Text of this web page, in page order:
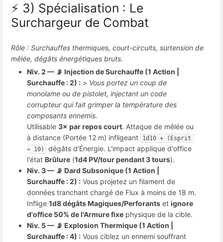
⚡ 3) Spécialisation : Le
Surchargeur de Combat
Rôle : Surchauffes thermiques, court-circuits, surtension de
mêlée, dégâts énergétiques bruts.
Niv. 2 — 📡 Injection de Surchauffe (1 Action |
Surchauffe : 2) : > Vous portez un coup de
monolame ou de pistolet, injectant un code
corrupteur qui fait grimper la température des
composants ennemis.
Utilisable 3× par repos court. Attaque de mêlée ou
à distance (Portée 12 m) infligeant
1d10 + (Esprit
÷ 10)
dégâts d'Énergie. L'impact applique d'office
l'état Brûlure (1d4 PV/tour pendant 3 tours).
Niv. 3 — 📡 Dard Subsonique (1 Action |
Surchauffe : 2) : Vous projetez un filament de
données tranchant chargé de Flux à moins de 18 m.
Inflige 1d8 dégâts Magiques/Perforants et ignore
d'office 50% de l'Armure fixe physique de la cible.
Niv. 5 — 📡 Explosion Thermique (1 Action |
Surchauffe : 4) : Vous ciblez un ennemi souffrant